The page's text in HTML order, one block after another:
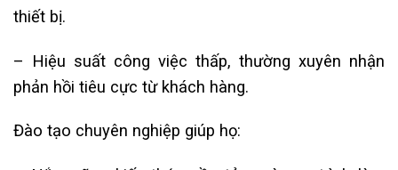
thiết bị.
– Hiệu suất công việc thấp, thường xuyên nhận
phản hồi tiêu cực từ khách hàng.
Đào tạo chuyên nghiệp giúp họ: